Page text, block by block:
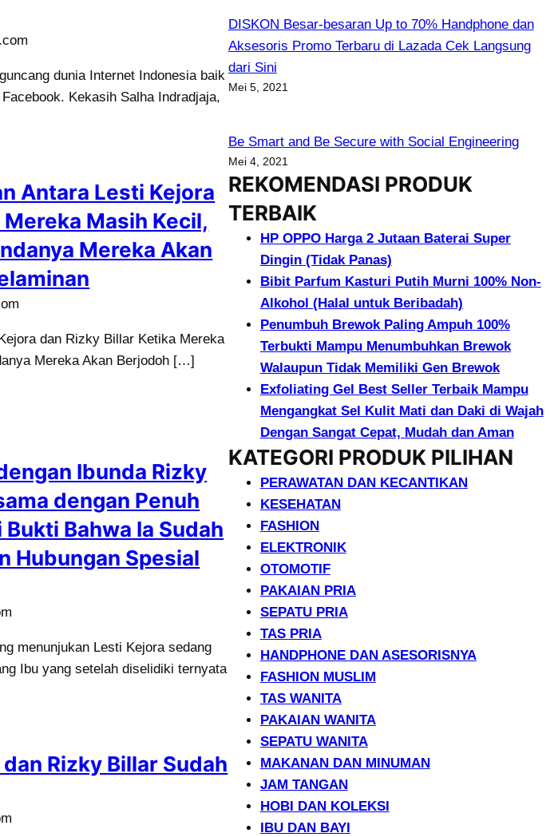
dunia Internet Indonesia baik
Kekasih Salha Indradjaja,
Antara Lesti Kejora
Masih Kecil,
Mereka Akan
dan Rizky Billar Ketika Mereka
Mereka Akan Berjodoh […]
Ibunda Rizky
dengan Penuh
Bahwa Ia Sudah
Hubungan Spesial
menunjukan Lesti Kejora sedang
Ibu yang setelah diselidiki ternyata
Rizky Billar Sudah
DISKON Besar-besaran Up to 70% Handphone dan
Aksesoris Promo Terbaru di Lazada Cek Langsung
dari Sini
Mei 5, 2021
Be Smart and Be Secure with Social Engineering
Mei 4, 2021
REKOMENDASI PRODUK
TERBAIK
HP OPPO Harga 2 Jutaan Baterai Super
Dingin (Tidak Panas)
Bibit Parfum Kasturi Putih Murni 100% Non-
Alkohol (Halal untuk Beribadah)
Penumbuh Brewok Paling Ampuh 100%
Terbukti Mampu Menumbuhkan Brewok
Walaupun Tidak Memiliki Gen Brewok
Exfoliating Gel Best Seller Terbaik Mampu
Mengangkat Sel Kulit Mati dan Daki di Wajah
Dengan Sangat Cepat, Mudah dan Aman
KATEGORI PRODUK PILIHAN
PERAWATAN DAN KECANTIKAN
KESEHATAN
FASHION
ELEKTRONIK
OTOMOTIF
PAKAIAN PRIA
SEPATU PRIA
TAS PRIA
HANDPHONE DAN ASESORISNYA
FASHION MUSLIM
TAS WANITA
PAKAIAN WANITA
SEPATU WANITA
MAKANAN DAN MINUMAN
JAM TANGAN
HOBI DAN KOLEKSI
IBU DAN BAYI